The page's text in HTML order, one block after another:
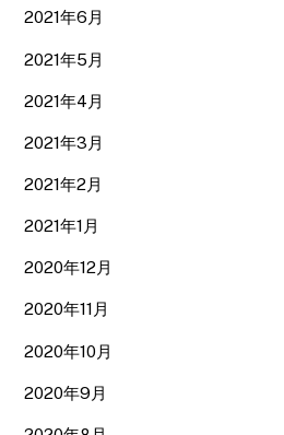
2021年6月
2021年5月
2021年4月
2021年3月
2021年2月
2021年1月
2020年12月
2020年11月
2020年10月
2020年9月